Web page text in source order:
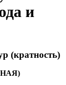
и
(кратность)